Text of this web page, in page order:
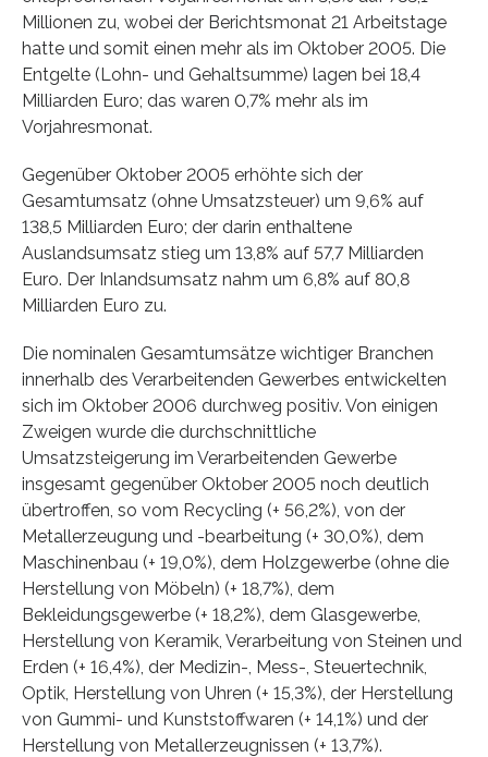
Millionen zu, wobei der Berichtsmonat 21 Arbeitstage
hatte und somit einen mehr als im Oktober 2005. Die
Entgelte (Lohn- und Gehaltsumme) lagen bei 18,4
Milliarden Euro; das waren 0,7% mehr als im
Vorjahresmonat.
Gegenüber Oktober 2005 erhöhte sich der
Gesamtumsatz (ohne Umsatzsteuer) um 9,6% auf
138,5 Milliarden Euro; der darin enthaltene
Auslandsumsatz stieg um 13,8% auf 57,7 Milliarden
Euro. Der Inlandsumsatz nahm um 6,8% auf 80,8
Milliarden Euro zu.
Die nominalen Gesamtumsätze wichtiger Branchen
innerhalb des Verarbeitenden Gewerbes entwickelten
sich im Oktober 2006 durchweg positiv. Von einigen
Zweigen wurde die durchschnittliche
Umsatzsteigerung im Verarbeitenden Gewerbe
insgesamt gegenüber Oktober 2005 noch deutlich
übertroffen, so vom Recycling (+ 56,2%), von der
Metallerzeugung und -bearbeitung (+ 30,0%), dem
Maschinenbau (+ 19,0%), dem Holzgewerbe (ohne die
Herstellung von Möbeln) (+ 18,7%), dem
Bekleidungsgewerbe (+ 18,2%), dem Glasgewerbe,
Herstellung von Keramik, Verarbeitung von Steinen und
Erden (+ 16,4%), der Medizin-, Mess-, Steuertechnik,
Optik, Herstellung von Uhren (+ 15,3%), der Herstellung
von Gummi- und Kunststoffwaren (+ 14,1%) und der
Herstellung von Metallerzeugnissen (+ 13,7%).